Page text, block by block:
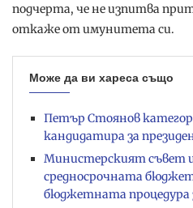
подчерта, че не изпитва
откаже от имунитета си.
Може да ви хареса също
Петър Стоянов
кандидатира за
Министерският съвет
средносрочната
бюджетната процедура